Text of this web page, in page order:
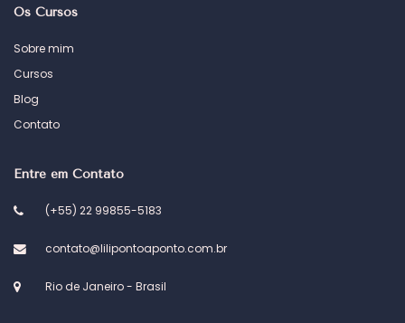
Os Cursos
Sobre mim
Cursos
Blog
Contato
Entre em Contato
(+55) 22 99855-5183
contato@lilipontoaponto.com.br
Rio de Janeiro - Brasil